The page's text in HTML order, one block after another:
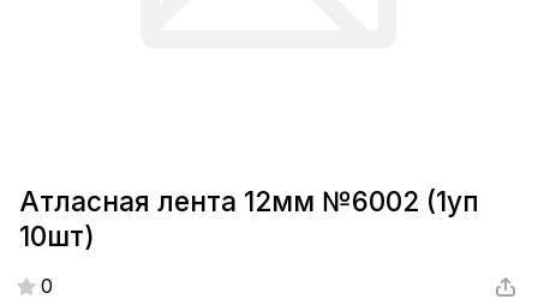
Атласная лента 12мм №6002 (1уп
10шт)
0